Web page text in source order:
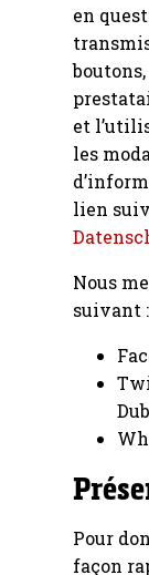
en
et
les
lien
Nous
suivant :
Pour
façon